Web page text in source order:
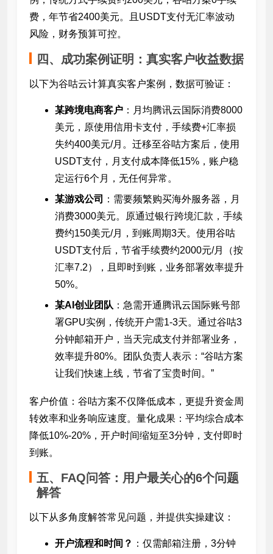
费，年节省2400美元。且USDT支付无汇率波动
风险，财务预算可控。
四、成功案例证明：真实客户收益数据
以下为谷咕云计算真实客户案例，数据可验证：
某跨境电商客户 ：月均腾讯云国际消费8000
美元，原使用信用卡支付，手续费+汇率损
失约400美元/月。迁移至谷咕方案后，使用
USDT支付，月支付成本降低15%，账户稳
定运行6个月，无任何异常。
某游戏公司
：需要频繁购买海外服务器，月
消费3000美元。原通过银行跨境汇款，手续
费约150美元/月，到账周期3天。使用谷咕
USDT支付后，节省手续费约2000元/月（按
汇率7.2），且即时到账，业务部署效率提升
50%。
某AI创业团队 ：急需开通腾讯云国际账号部
署GPU实例，传统开户需1-3天。通过谷咕3
分钟邮箱开户，当天完成支付并部署业务，
效率提升80%。团队负责人表示：“谷咕方案
让我们快速上线，节省了宝贵时间。”
客户价值：谷咕方案不仅降低成本，更提升资金周
转效率和业务响应速度。量化成果：平均综合成本
降低10%-20%，开户时间缩短至3分钟，支付即时
到账。
五、FAQ问答：用户最关心的6个问题
解答
以下从多角度解答常见问题，并提供实操建议：
开户流程和时间？ ：仅需邮箱注册，3分钟